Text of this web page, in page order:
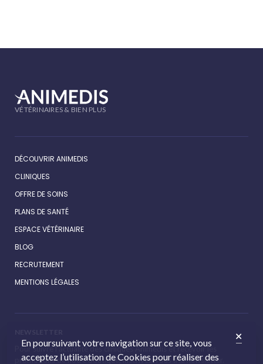
VÉTÉRINAIRES & BIEN PLUS
DÉCOUVRIR ANIMEDIS
CLINIQUES
OFFRE DE SOINS
PLANS DE SANTÉ
ESPACE VÉTÉRINAIRE
BLOG
RECRUTEMENT
MENTIONS LÉGALES
Pour suivre l’actualité des cliniques Animédis et recevoir les
promotions de notre boutique, inscrivez-vous à la newsletter.
En poursuivant votre navigation sur ce site, vous
acceptez l’utilisation de Cookies pour réaliser des